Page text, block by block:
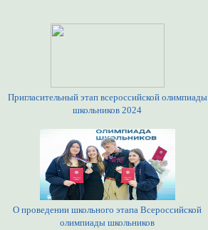
Пригласительный этап всероссийской олимпиады
школьников 2024
О проведении школьного этапа Всероссийской
олимпиады школьников